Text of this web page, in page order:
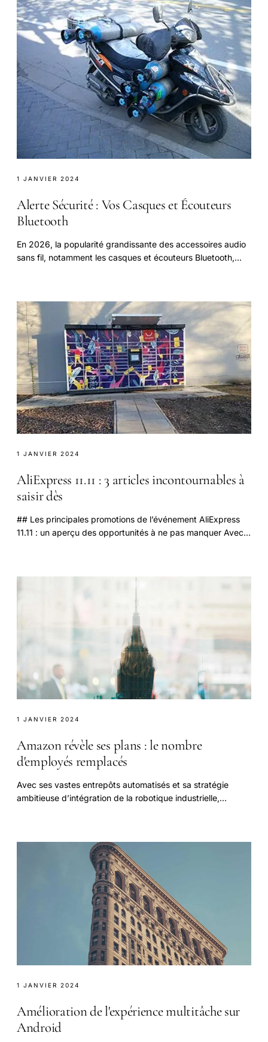
1 JANVIER 2024
Alerte Sécurité : Vos Casques et Écouteurs
Bluetooth
En 2026, la popularité grandissante des accessoires audio
sans fil, notamment les casques et écouteurs Bluetooth,
1 JANVIER 2024
AliExpress 11.11 : 3 articles incontournables à
saisir dès
## Les principales promotions de l’événement AliExpress
11.11 : un aperçu des opportunités à ne pas manquer Avec
1 JANVIER 2024
Amazon révèle ses plans : le nombre
d'employés remplacés
Avec ses vastes entrepôts automatisés et sa stratégie
ambitieuse d’intégration de la robotique industrielle,
1 JANVIER 2024
Amélioration de l'expérience multitâche sur
Android